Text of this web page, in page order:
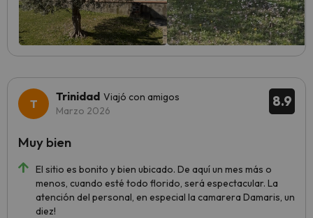
8.9
Trinidad Viajó con amigos
Marzo 2026
El sitio es bonito y bien ubicado. De aquí un mes más o
menos, cuando esté todo florido, será espectacular. La
atención del personal, en especial la camarera Damaris, un
diez!
Muy bien